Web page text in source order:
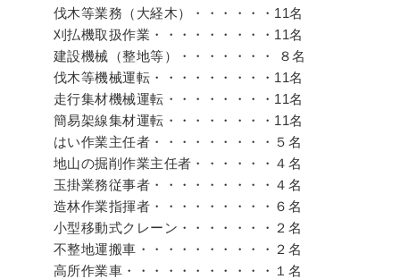
伐木等業務（大経木）・・・・・・11名
刈払機取扱作業・・・・・・・・・11名
建設機械（整地等）・・・・・・・ ８名
伐木等機械運転・・・・・・・・・11名
走行集材機械運転・・・・・・・・11名
簡易架線集材運転・・・・・・・・11名
はい作業主任者・・・・・・・・・５名
地山の掘削作業主任者・・・・・・４名
玉掛業務従事者・・・・・・・・・４名
造林作業指揮者・・・・・・・・・６名
小型移動式クレーン・・・・・・・２名
不整地運搬車・・・・・・・・・・２名
高所作業車・・・・・・・・・・・１名